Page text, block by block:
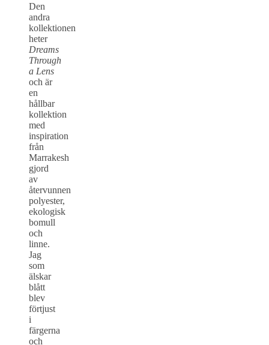
Den
andra
kollektionen
heter
Dreams
Through
a Lens
och är
en
hållbar
kollektion
med
inspiration
från
Marrakesh
gjord
av
återvunnen
polyester,
ekologisk
bomull
och
linne.
Jag
som
älskar
blått
blev
förtjust
i
färgerna
och